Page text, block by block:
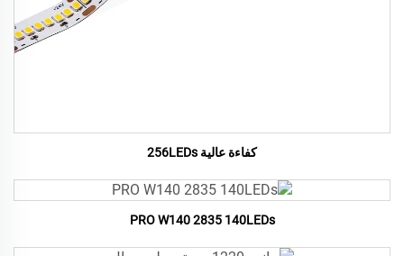
كفاءة عالية 256LEDs
PRO W140 2835 140LEDs